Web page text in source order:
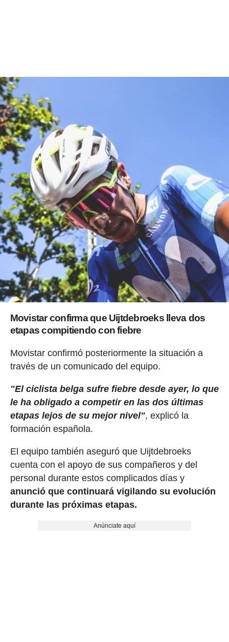
Movistar confirma que Uijtdebroeks lleva dos
etapas compitiendo con fiebre
Movistar confirmó posteriormente la situación a
través de un comunicado del equipo.
"El ciclista belga sufre fiebre desde ayer, lo que
le ha obligado a competir en las dos últimas
etapas lejos de su mejor nivel", explicó la
formación española.
El equipo también aseguró que Uijtdebroeks
cuenta con el apoyo de sus compañeros y del
personal durante estos complicados días y
anunció que continuará vigilando su evolución
durante las próximas etapas.
Anúnciate aquí